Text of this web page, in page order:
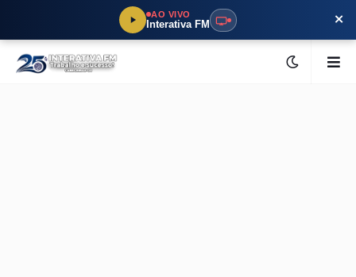
AO VIVO
Interativa FM ×